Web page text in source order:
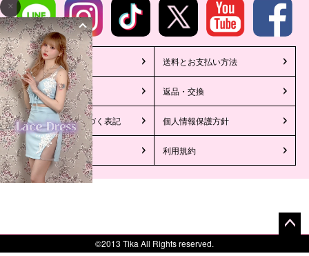
初めての方へ 送料とお支払い方法
新規会員登録 返品・交換
特定商取引法に基づく表記 個人情報保護方針
運営会社 利用規約
©2013 Tika All Rights reserved.